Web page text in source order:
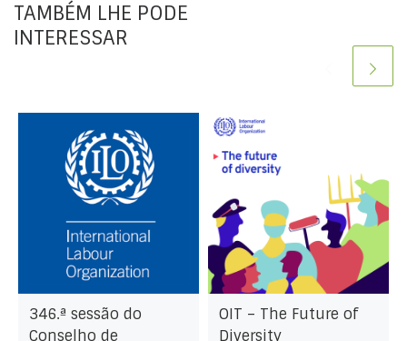
TAMBÉM LHE PODE
INTERESSAR
346.ª sessão do
Conselho de
OIT – The Future of
Diversity